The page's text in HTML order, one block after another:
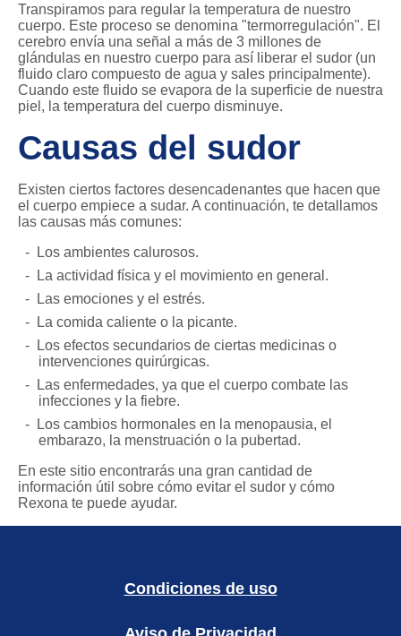
Transpiramos para regular la temperatura de nuestro
cuerpo. Este proceso se denomina "termorregulación". El
cerebro envía una señal a más de 3 millones de
glándulas en nuestro cuerpo para así liberar el sudor (un
fluido claro compuesto de agua y sales principalmente).
Cuando este fluido se evapora de la superficie de nuestra
piel, la temperatura del cuerpo disminuye.
Causas del sudor
Existen ciertos factores desencadenantes que hacen que
el cuerpo empiece a sudar. A continuación, te detallamos
las causas más comunes:
Los ambientes calurosos.
La actividad física y el movimiento en general.
Las emociones y el estrés.
La comida caliente o la picante.
Los efectos secundarios de ciertas medicinas o
intervenciones quirúrgicas.
Las enfermedades, ya que el cuerpo combate las
infecciones y la fiebre.
Los cambios hormonales en la menopausia, el
embarazo, la menstruación o la pubertad.
En este sitio encontrarás una gran cantidad de
información útil sobre cómo evitar el sudor y cómo
Rexona te puede ayudar.
Condiciones de uso